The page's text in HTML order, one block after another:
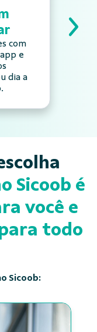
com
e
dia a
Sicoob é
você e
todo
Sicoob: